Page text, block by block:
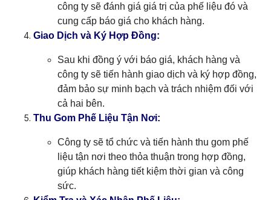
công ty sẽ đánh giá giá trị của phế liệu đó và
cung cấp báo giá cho khách hàng.
Giao Dịch và Ký Hợp Đồng:
Sau khi đồng ý với báo giá, khách hàng và
công ty sẽ tiến hành giao dịch và ký hợp đồng,
đảm bảo sự minh bạch và trách nhiệm đối với
cả hai bên.
Thu Gom Phế Liệu Tận Nơi:
Công ty sẽ tổ chức và tiến hành thu gom phế
liệu tận nơi theo thỏa thuận trong hợp đồng,
giúp khách hàng tiết kiệm thời gian và công
sức.